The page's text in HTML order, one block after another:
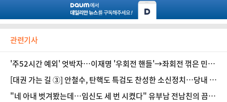
관련기사
'주52시간 예외' 엇박자…이재명 '우회전 핸들'→좌회전 꺾은 민주
당 [정국 기상대]
[대권 가는 길 ③] 안철수, 탄핵도 특검도 찬성한 소신정치…당내 세
력화 과제
"네 아내 벗겨봤는데…임신도 세 번 시켰다" 유부남 전남친의 끔찍